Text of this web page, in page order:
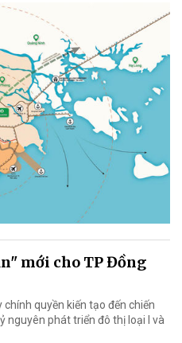
mới cho TP Đồng
quyền kiến tạo đến chiến
nguyên phát triển đô thị loại I và